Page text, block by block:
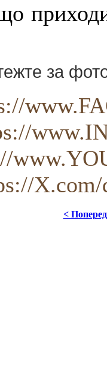
за
//
Х.com/
<